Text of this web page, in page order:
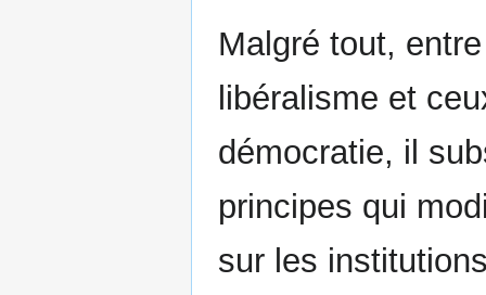
Malgré tout,
libéralisme et
démocratie, il
principes qui
sur les